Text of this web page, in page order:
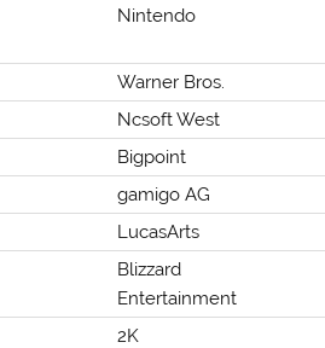
Nintendo
Warner Bros.
Ncsoft West
Bigpoint
gamigo AG
LucasArts
Blizzard
Entertainment
2K